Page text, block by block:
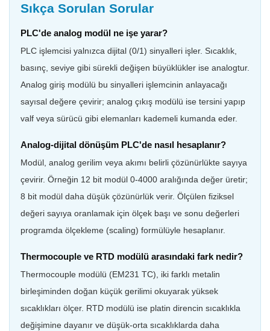
Sıkça Sorulan Sorular
PLC'de analog modül ne işe yarar?
PLC işlemcisi yalnızca dijital (0/1) sinyalleri işler. Sıcaklık,
basınç, seviye gibi sürekli değişen büyüklükler ise analogtur.
Analog giriş modülü bu sinyalleri işlemcinin anlayacağı
sayısal değere çevirir; analog çıkış modülü ise tersini yapıp
valf veya sürücü gibi elemanları kademeli kumanda eder.
Analog-dijital dönüşüm PLC'de nasıl hesaplanır?
Modül, analog gerilim veya akımı belirli çözünürlükte sayıya
çevirir. Örneğin 12 bit modül 0-4000 aralığında değer üretir;
8 bit modül daha düşük çözünürlük verir. Ölçülen fiziksel
değeri sayıya oranlamak için ölçek başı ve sonu değerleri
programda ölçekleme (scaling) formülüyle hesaplanır.
Thermocouple ve RTD modülü arasındaki fark nedir?
Thermocouple modülü (EM231 TC), iki farklı metalin
birleşiminden doğan küçük gerilimi okuyarak yüksek
sıcaklıkları ölçer. RTD modülü ise platin direncin sıcaklıkla
değişimine dayanır ve düşük-orta sıcaklıklarda daha